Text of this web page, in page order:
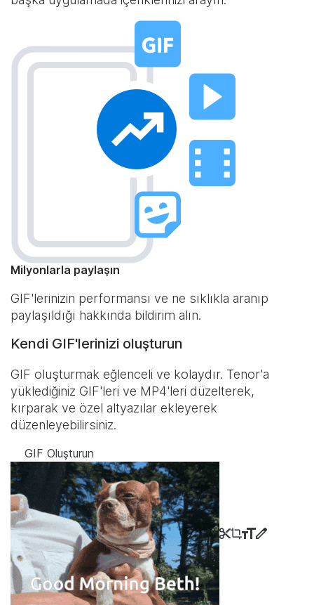
Milyonlarla paylaşın
GIF'lerinizin performansı ve ne sıklıkla aranıp
paylaşıldığı hakkında bildirim alın.
Kendi GIF'lerinizi oluşturun
GIF oluşturmak eğlenceli ve kolaydır. Tenor'a
yüklediğiniz GIF'leri ve MP4'leri düzelterek,
kırparak ve özel altyazılar ekleyerek
düzenleyebilirsiniz.
GIF Oluşturun